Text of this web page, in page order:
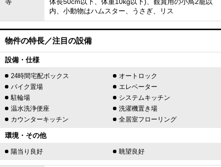
内、小動物はハムスター、うさぎ、リス
物件の特長／注目の設備
設備・仕様
24時間宅配ボックス
オートロック
バイク置場
エレベーター
駐輪場
システムキッチン
温水洗浄便座
洗濯機置き場
カウンターキッチン
全居室フローリング
環境・その他
陽当り良好 眺望良好